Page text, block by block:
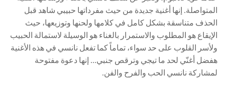
المتواصلة. إنها أغنية جديدة من حيث مفرداتها حبيبي شاهد قبل
الحذف متناسقة بشكل كامل في كلامها ولحنها وتوزيعها، حيث
الإيقاع هو المطلوب والاستمرار بالغناء هو الوسيلة لاستمالة الحبيب
ولأسر القلوب على حد سواء، تماماً كما تفعل نانسي في هذه الأغنية
هفضل أغنّي لحد ما تيجي وترقص جنبي... إنها دعوة مفتوحة
لمشاركة نانسي الحب والفرح والفن.